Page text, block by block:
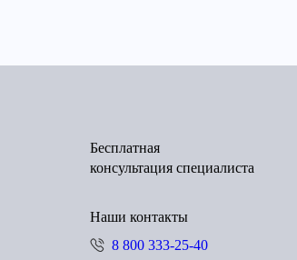
Бесплатная
консультация специалиста
Наши контакты
8 800 333-25-40